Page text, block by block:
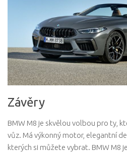
Závěry
BMW M8 je skvělou volbou pro ty,
vůz. Má výkonný motor, elegantní
kterých si můžete vybrat. BMW M8